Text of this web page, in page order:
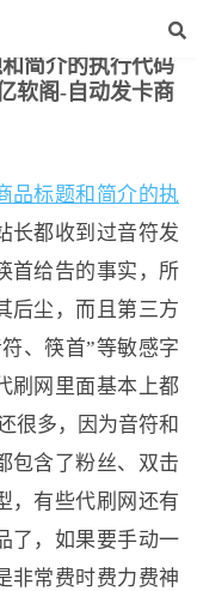
简介的执行代码
软阁-自动发卡商
品标题和简介的执
长都收到过音符发
首给告的事实，所
后尘，而且第三方
、筷首”等敏感字
刷网里面基本上都
很多，因为音符和
包含了粉丝、双击
，有些代刷网还有
了，如果要手动一
非常费时费力费神